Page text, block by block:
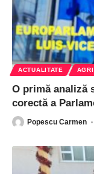
ACTUALITATE
O primă analiză
corectă a
Popescu Carmen